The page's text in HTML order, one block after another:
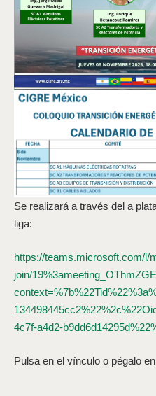
Se realizará a través del a
liga:
https://teams.microsoft.com/l/
join/
4c7f-a4d2-
Pulsa en el vínculo o pégalo